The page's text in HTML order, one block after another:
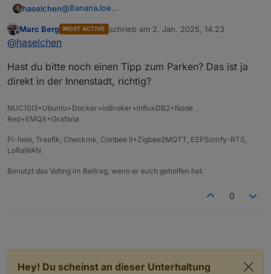
Wenn bei Euch auch Interesse besteht, einfach
nachbuchen.
@Nordischerjung
An alle Anderen... ich hoffe, dass passt alles so.
da wäre es nett, weils auf meinen Namen läuft,
erstmal uns nett austauschen.
haselchen@BananaJoe
@Samson71
Soooo, im Neuen Jahr zur späten Stunde noch eine
https://www.thaers.de/
Offline
Marc Berg MOST ACTIVE schrieb am 2. Jan. 2025, 14:23
zuletzt editiert von
@haselchen
Hast du bitte noch einen Tipp zum Parken? Das ist ja
direkt in der Innenstadt, richtig?
NUC10I3+Ubuntu+Docker+ioBroker+influxDB2+Node
Red+EMQX+Grafana
Pi-hole, Traefik, Checkmk, Conbee II+Zigbee2MQTT, ESPSomfy-RTS,
LoRaWAN
Benutzt das Voting im Beitrag, wenn er euch geholfen hat.
0
Hey! Du scheinst an dieser Unterhaltung